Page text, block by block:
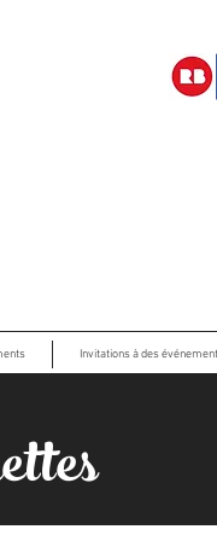
Invitations à des